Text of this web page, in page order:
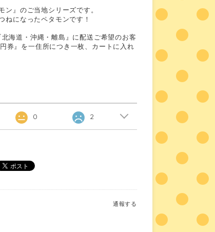
ン』のご当地シリーズです。
ねになったペタモンです！
海道・沖縄・離島』に配送ご希望のお客
券』を一住所につき一枚、カートに入れ
0 2
通報する